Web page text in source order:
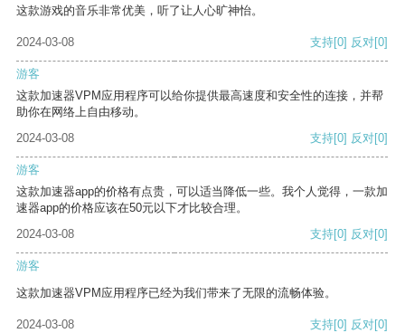
这款游戏的音乐非常优美，听了让人心旷神怡。
2024-03-08 支持[0] 反对[0]
游客
这款加速器VPM应用程序可以给你提供最高速度和安全性的连接，并帮
助你在网络上自由移动。
2024-03-08
支持[0] 反对[0]
游客
这款加速器app的价格有点贵，可以适当降低一些。我个人觉得，一款加
速器app的价格应该在50元以下才比较合理。
2024-03-08
支持[0] 反对[0]
游客
这款加速器VPM应用程序已经为我们带来了无限的流畅体验。
2024-03-08 支持[0] 反对[0]